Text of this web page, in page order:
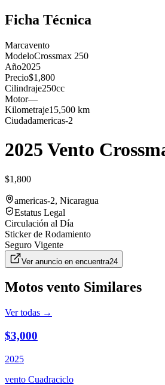
Ficha Técnica
Marcavento
ModeloCrossmax 250
Año2025
Precio$1,800
Cilindraje250cc
Motor—
Kilometraje15,500 km
Ciudadamericas-2
2025 Vento
$1,800
americas-2, Nicaragua
Estatus Legal
Circulación al Día
Sticker de Rodamiento
Seguro Vigente
Ver anuncio en encuentra24
Motos vento Similares
Ver todas →
$3,000
2025
vento Cuadraciclo